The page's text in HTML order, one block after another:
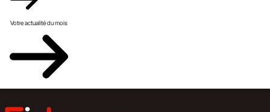
Votre actualité du mois